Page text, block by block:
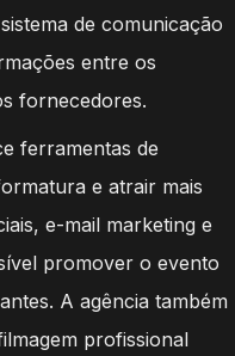
de comunicação
entre os
fornecedores.
ferramentas de
e atrair mais
e-mail marketing e
promover o evento
A agência também
profissional